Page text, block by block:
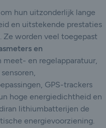
hun uitzonderlijk lange
en uitstekende prestaties
Ze worden veel toegepast
en
meet- en regelapparatuur,
GPS-trackers
hoge energiedichtheid en
lithiumbatterijen de
energievoorziening.